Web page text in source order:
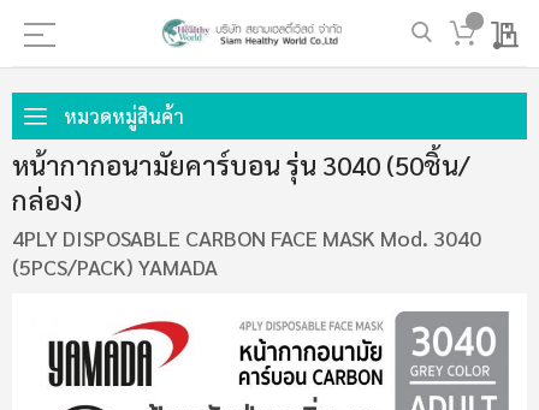
My
ไป
ที่
เนื้อหา
หมวดหมู่สินค้า
หน้ากากอนามัยคาร์บอน รุ่น 3040 (50ชิ้น/
กล่อง)
4PLY DISPOSABLE CARBON FACE MASK Mod. 3040
(5PCS/PACK) YAMADA